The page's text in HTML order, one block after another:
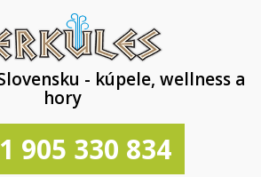
- kúpele, wellness a
hory
905 330 834